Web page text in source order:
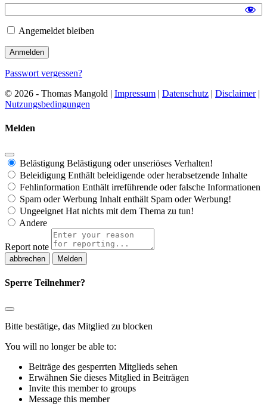
Angemeldet bleiben
Passwort vergessen?
© 2026 - Thomas Mangold | Impressum | Datenschutz | Disclaimer|
Nutzungsbedingungen
Melden
Belästigung Belästigung oder unseriöses Verhalten!
Beleidigung Enthält beleidigende oder herabsetzende Inhalte
Fehlinformation Enthält irreführende oder falsche Informationen
Spam oder Werbung Inhalt enthält Spam oder Werbung!
Ungeeignet Hat nichts mit dem Thema zu tun!
Andere
Report note
Melden
Sperre Teilnehmer?
Bitte bestätige, das Mitglied zu blocken
You will no longer be able to:
Beiträge des gesperrten Mitglieds sehen
Erwähnen Sie dieses Mitglied in Beiträgen
Invite this member to groups
Message this member